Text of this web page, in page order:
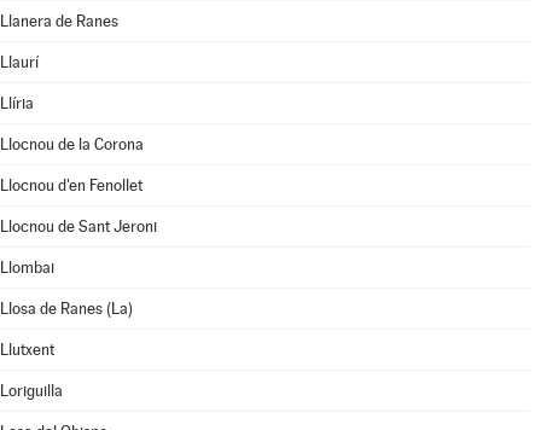
Llanera de Ranes
Llaurí
Llíria
Llocnou de la Corona
Llocnou d'en Fenollet
Llocnou de Sant Jeroni
Llombai
Llosa de Ranes (La)
Llutxent
Loriguilla